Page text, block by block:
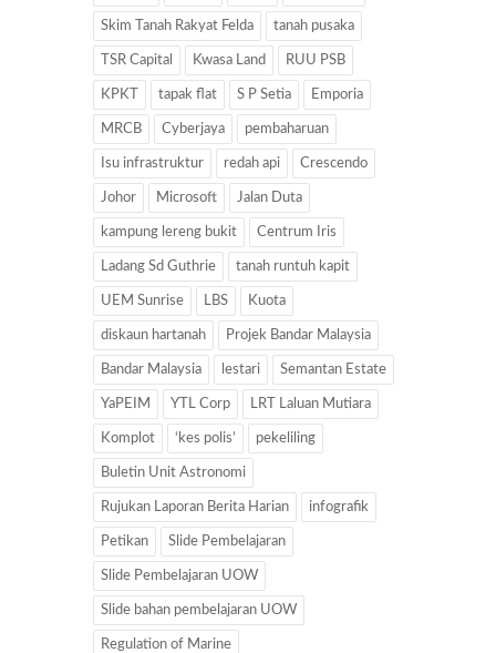
Skim Tanah Rakyat Felda tanah pusaka
TSR Capital Kwasa Land RUU PSB
KPKT tapak flat S P Setia Emporia
MRCB Cyberjaya pembaharuan
Isu infrastruktur redah api Crescendo
Johor Microsoft Jalan Duta
kampung lereng bukit Centrum Iris
Ladang Sd Guthrie tanah runtuh kapit
UEM Sunrise LBS Kuota
diskaun hartanah Projek Bandar Malaysia
Bandar Malaysia lestari Semantan Estate
YaPEIM YTL Corp LRT Laluan Mutiara
Komplot ‘kes polis’ pekeliling
Buletin Unit Astronomi
Rujukan Laporan Berita Harian infografik
Petikan Slide Pembelajaran
Slide Pembelajaran UOW
Slide bahan pembelajaran UOW
Regulation of Marine